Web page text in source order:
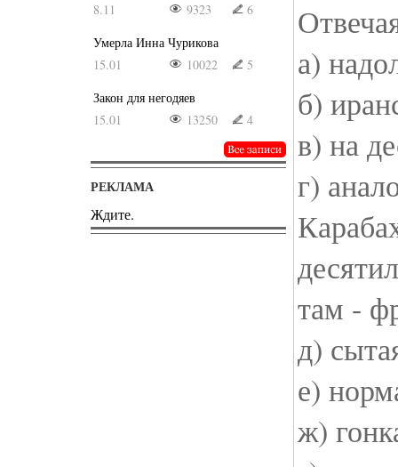
8.11
9323
6
Умерла Инна Чурикова
15.01
10022
5
Закон для негодяев
15.01
13250 4
РЕКЛАМА
Ждите.
а)
б)
в) на
г)
там -
д)
е)
ж)